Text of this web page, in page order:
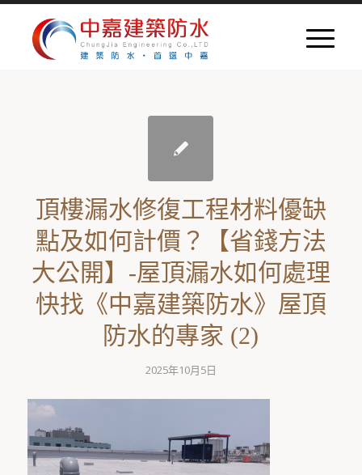
頂樓漏水修復工程材料優缺
點及如何計價？【省錢方法
大公開】-屋頂漏水如何處理
快找《中嘉建築防水》屋頂
防水的專家 (2)
2025年10月5日